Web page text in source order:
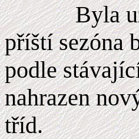
Byla
příští sezóna
podle
nahrazen
tříd.